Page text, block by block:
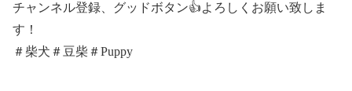
チャンネル登録、グッドボタン👍よろしくお願い致しま
す！
＃柴犬＃豆柴＃Puppy